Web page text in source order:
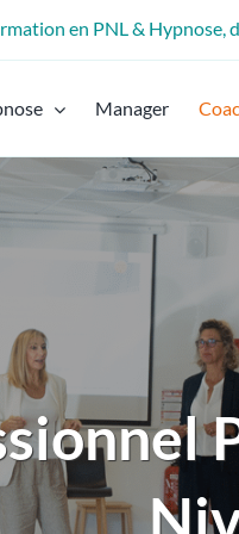
en PNL & Hypnose,
Manager